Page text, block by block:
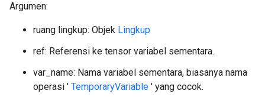
Argumen:
ruang lingkup: Objek Lingkup
ref: Referensi ke tensor variabel sementara.
var_name: Nama variabel sementara, biasanya nama
operasi ' TemporaryVariable ' yang cocok.